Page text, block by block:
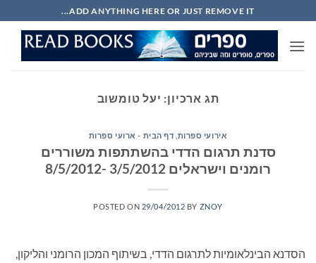
to
content
ADD ANYTHING HERE OR JUST REMOVE IT...
תג ארכיון: יעל טומשוב
אירועי ספרות דף הבית - ארועי ספרות
סדנת תרגום הדדי בהשתתפות משוררים
רומנים וישראלים 3/5/2012 -8/5/2012
POSTED ON 29/04/2012 BY ZNOY
הסדנא הבינלאומיות לתרגום הדדי, בשיתוף המכון הרומני והליקון,